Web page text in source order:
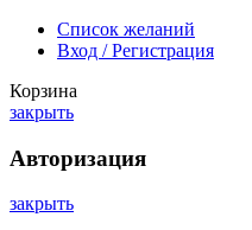
Список желаний
Вход / Регистрация
Корзина
закрыть
Авторизация
закрыть